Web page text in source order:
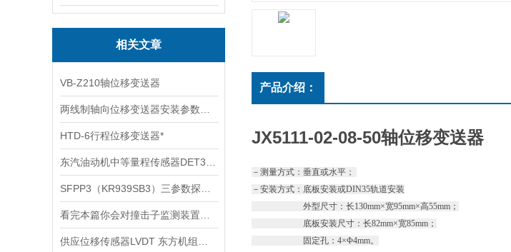
相关文章
VB-Z210轴位移变送器
HTD-6行程位移变送器*
产品介绍：
JX5111-02-08-50轴位移变送器
－测量方式：垂直或水平；
－安装方式：底板安装或DIN35轨道安装
外型尺寸：长130mm×宽95mm×高55mm；
底板安装尺寸：长82mm×宽85mm；
固定孔：4×Φ4mm。